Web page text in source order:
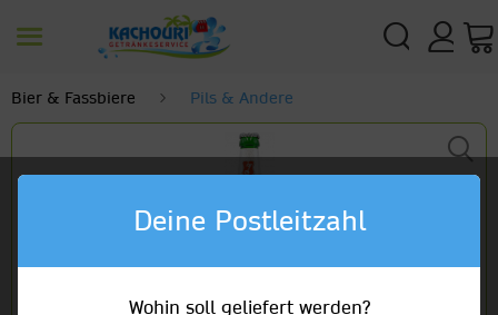
Bier & Fassbiere Pils & Andere
Deine Postleitzahl
Wohin soll geliefert werden?